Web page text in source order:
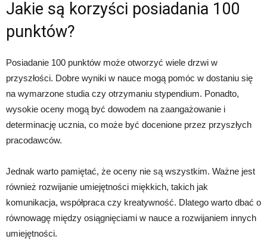
Jakie są korzyści posiadania 100
punktów?
Posiadanie 100 punktów może otworzyć wiele drzwi w
przyszłości. Dobre wyniki w nauce mogą pomóc w dostaniu się
na wymarzone studia czy otrzymaniu stypendium. Ponadto,
wysokie oceny mogą być dowodem na zaangażowanie i
determinację ucznia, co może być docenione przez przyszłych
pracodawców.
Jednak warto pamiętać, że oceny nie są wszystkim. Ważne jest
również rozwijanie umiejętności miękkich, takich jak
komunikacja, współpraca czy kreatywność. Dlatego warto dbać o
równowagę między osiągnięciami w nauce a rozwijaniem innych
umiejętności.